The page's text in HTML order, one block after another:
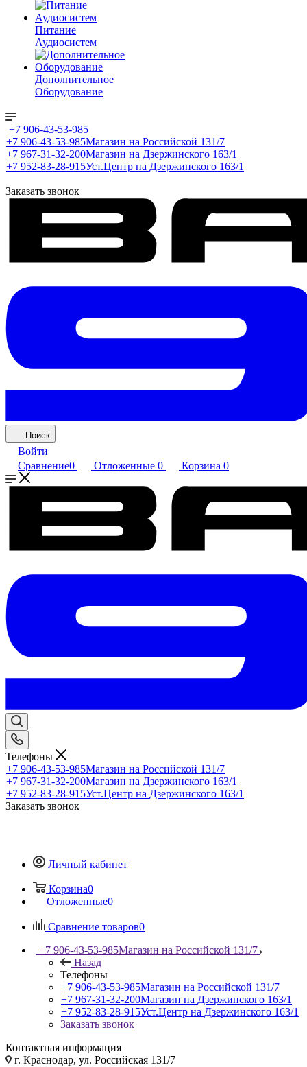
Питание
Аудиосистем
Дополнительное
Оборудование
+7 906-43-53-985
+7 906-43-53-985Магазин на Российской 131/7
+7 967-31-32-200Магазин на Дзержинского 163/1
+7 952-83-28-915Уст.Центр на Дзержинского 163/1
Заказать звонок
Поиск
Войти
Сравнение0 Отложенные 0 Корзина 0
Телефоны
+7 906-43-53-985Магазин на Российской 131/7
+7 967-31-32-200Магазин на Дзержинского 163/1
+7 952-83-28-915Уст.Центр на Дзержинского 163/1
Заказать звонок
Личный кабинет
Корзина0
Отложенные0
Сравнение товаров0
+7 906-43-53-985Магазин на Российской 131/7
Назад
Телефоны
+7 906-43-53-985Магазин на Российской 131/7
+7 967-31-32-200Магазин на Дзержинского 163/1
+7 952-83-28-915Уст.Центр на Дзержинского 163/1
Заказать звонок
Контактная информация
г. Краснодар, ул. Российская 131/7